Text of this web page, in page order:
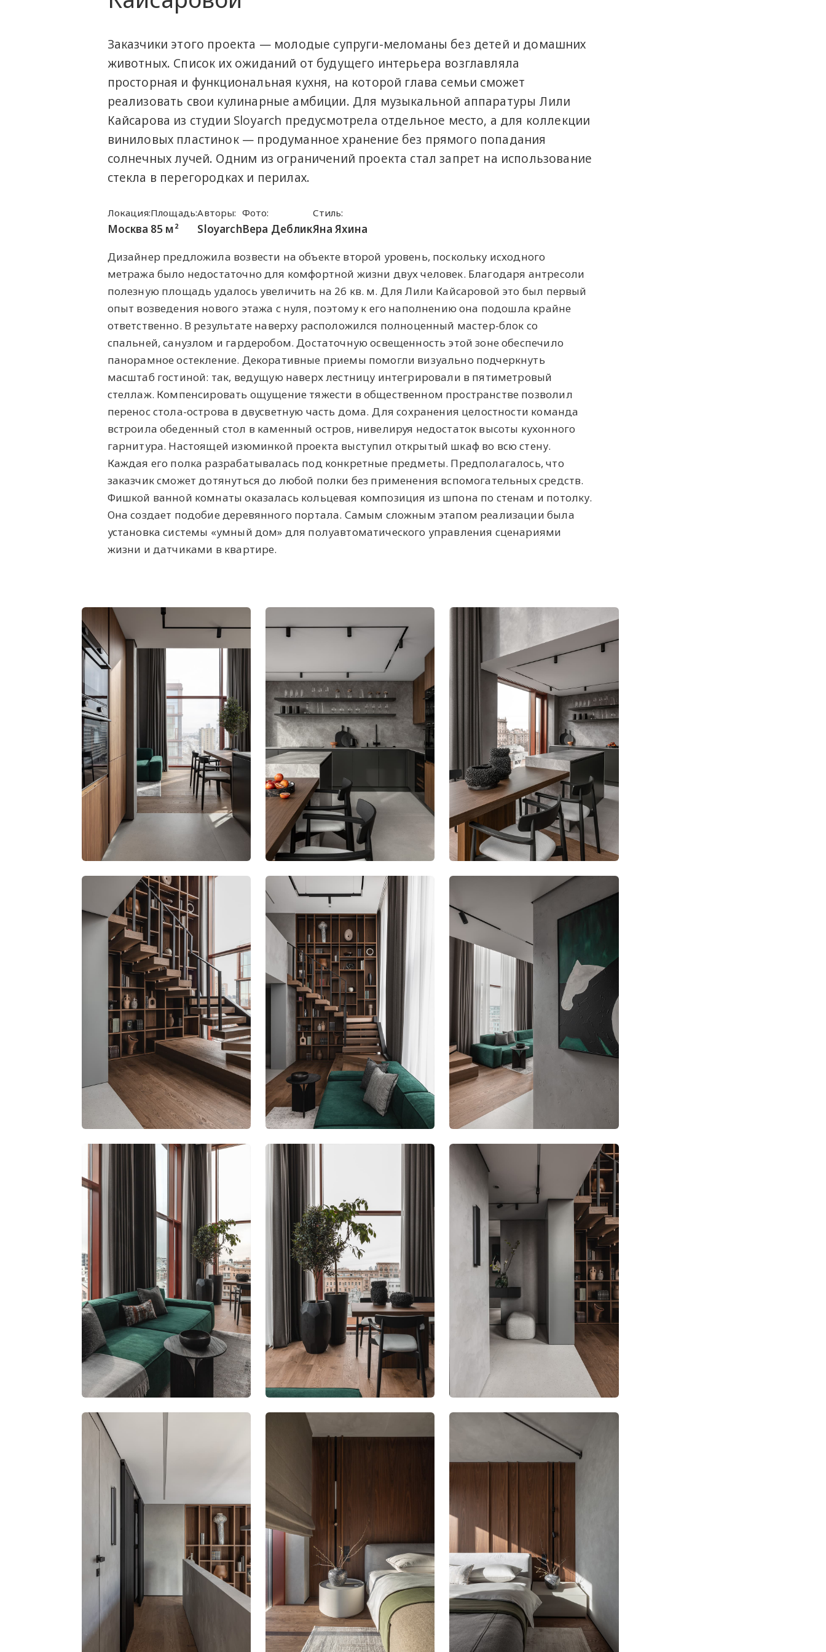
Заказчики этого проекта — молодые супруги-меломаны без детей и домашних
животных. Список их ожиданий от будущего интерьера возглавляла
просторная и функциональная кухня, на которой глава семьи сможет
реализовать свои кулинарные амбиции. Для музыкальной аппаратуры Лили
Кайсарова из студии Sloyarch предусмотрела отдельное место, а для коллекции
виниловых пластинок — продуманное хранение без прямого попадания
солнечных лучей. Одним из ограничений проекта стал запрет на использование
стекла в перегородках и перилах.
Локация:
Москва
Площадь:
85 м²
Авторы:
Sloyarch
Фото:
Вера Деблик
Стиль:
Яна Яхина
Дизайнер предложила возвести на объекте второй уровень, поскольку исходного
метража было недостаточно для комфортной жизни двух человек. Благодаря антресоли
полезную площадь удалось увеличить на 26 кв. м. Для Лили Кайсаровой это был первый
опыт возведения нового этажа с нуля, поэтому к его наполнению она подошла крайне
ответственно. В результате наверху расположился полноценный мастер-блок со
спальней, санузлом и гардеробом. Достаточную освещенность этой зоне обеспечило
панорамное остекление. Декоративные приемы помогли визуально подчеркнуть
масштаб гостиной: так, ведущую наверх лестницу интегрировали в пятиметровый
стеллаж. Компенсировать ощущение тяжести в общественном пространстве позволил
перенос стола-острова в двусветную часть дома. Для сохранения целостности команда
встроила обеденный стол в каменный остров, нивелируя недостаток высоты кухонного
гарнитура. Настоящей изюминкой проекта выступил открытый шкаф во всю стену.
Каждая его полка разрабатывалась под конкретные предметы. Предполагалось, что
заказчик сможет дотянуться до любой полки без применения вспомогательных средств.
Фишкой ванной комнаты оказалась кольцевая композиция из шпона по стенам и потолку.
Она создает подобие деревянного портала. Самым сложным этапом реализации была
установка системы «умный дом» для полуавтоматического управления сценариями
жизни и датчиками в квартире.